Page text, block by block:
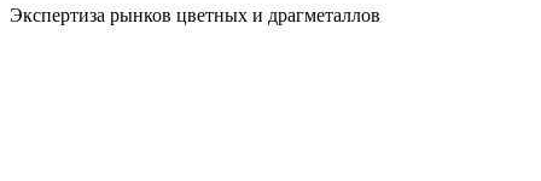
Экспертиза рынков цветных и драгметаллов